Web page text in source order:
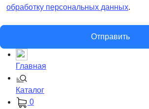
обработку персональных данных.
Отправить
Главная
Каталог
0